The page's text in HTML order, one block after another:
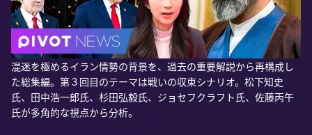
混迷を極めるイラン情勢の背景を、過去の重要解説から再構成し
た総集編。第３回目のテーマは戦いの収束シナリオ。松下知史
氏、田中浩一郎氏、杉田弘毅氏、ジョセフクラフト氏、佐藤丙午
氏が多角的な視点から分析。